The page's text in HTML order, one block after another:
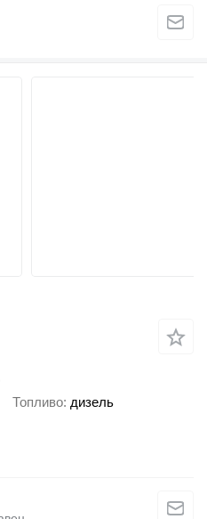
Топливо дизель